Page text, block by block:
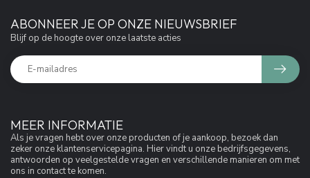
MEER INFORMATIE
Als je vragen hebt over onze producten of je aankoop, bezoek dan
zeker onze klantenservicepagina. Hier vindt u onze bedrijfsgegevens,
antwoorden op veelgestelde vragen en verschillende manieren om met
ons in contact te komen.
ABONNEER JE OP ONZE NIEUWSBRIEF
Blijf op de hoogte over onze laatste acties